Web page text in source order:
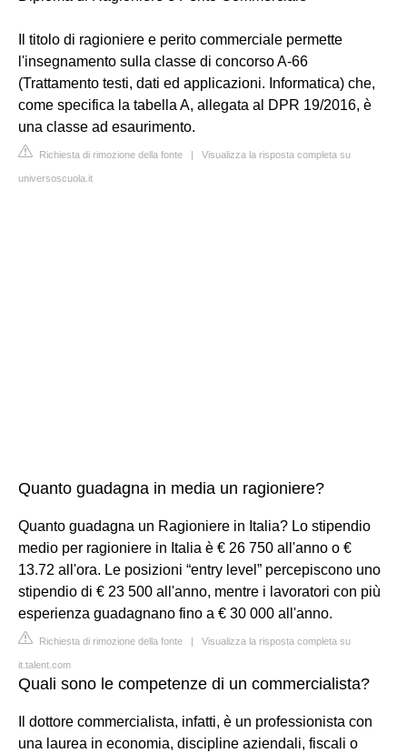
Il titolo di ragioniere e perito commerciale permette
l'insegnamento sulla classe di concorso A-66
(Trattamento testi, dati ed applicazioni. Informatica) che,
come specifica la tabella A, allegata al DPR 19/2016, è
una classe ad esaurimento.
Richiesta di rimozione della fonte | Visualizza la risposta completa su
universoscuola.it
Quanto guadagna in media un ragioniere?
Quanto guadagna un Ragioniere in Italia? Lo stipendio
medio per ragioniere in Italia è € 26 750 all'anno o €
13.72 all'ora. Le posizioni “entry level” percepiscono uno
stipendio di € 23 500 all'anno, mentre i lavoratori con più
esperienza guadagnano fino a € 30 000 all'anno.
Richiesta di rimozione della fonte | Visualizza la risposta completa su
it.talent.com
Quali sono le competenze di un commercialista?
Il dottore commercialista, infatti, è un professionista con
una laurea in economia, discipline aziendali, fiscali o